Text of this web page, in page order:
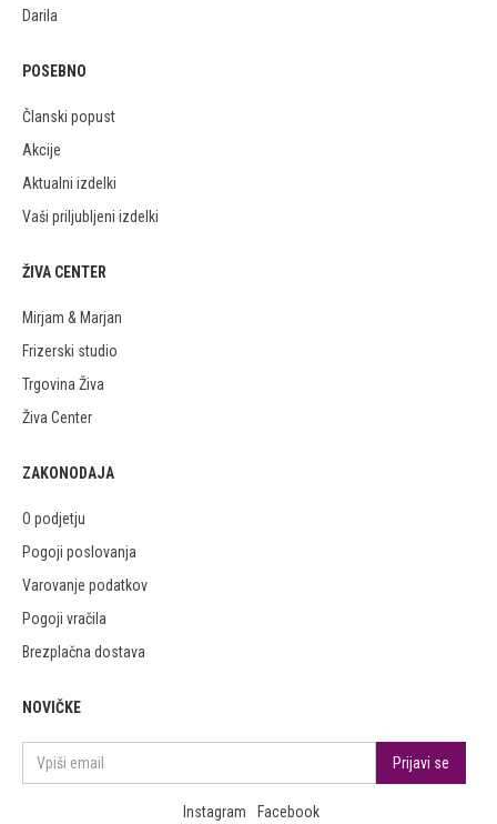
Darila
POSEBNO
Članski popust
Akcije
Aktualni izdelki
Vaši priljubljeni izdelki
ŽIVA CENTER
Mirjam & Marjan
Frizerski studio
Trgovina Živa
Živa Center
ZAKONODAJA
O podjetju
Pogoji poslovanja
Varovanje podatkov
Pogoji vračila
Brezplačna dostava
NOVIČKE
Instagram Facebook